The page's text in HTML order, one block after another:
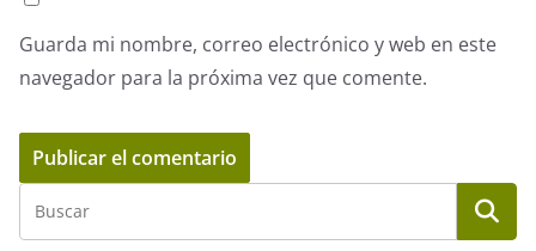
Guarda mi nombre, correo electrónico y web en este
navegador para la próxima vez que comente.